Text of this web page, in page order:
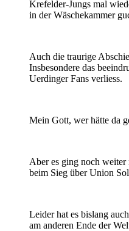
Krefelder-Jungs mal
in der Wäschekammer
Auch die traurige
Insbesondere das
Uerdinger Fans verliess.
Mein Gott, wer hätte da
Aber es ging noch
beim Sieg über Union
Leider hat es bislang
am anderen Ende der